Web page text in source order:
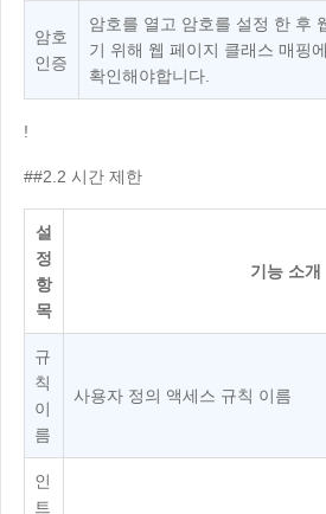
Europe
United Kingdom
Россия
Україна
English English
Belgien
English
North America
United States
English
암호
인증
암호를 열고 암호를 설정 한 후
기 위해 웹 페이지 클래스 매핑
확인해야합니다.
!
##2.2 시간 제한
설
정
항
목
기능 소개
규
칙
이
름
사용자 정의 액세스 규칙 이름
인
트